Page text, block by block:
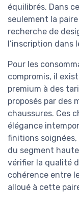
équilibrés. Dans
seulement la
recherche de
l’inscription dans
Pour les
compromis, il
premium à des
proposés par des
chaussures. Ces
élégance
finitions
du segment
vérifier la qualité
cohérence entre
alloué à cette